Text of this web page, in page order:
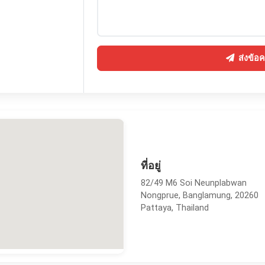
ส่งข้อ
ที่อยู่
82/49 M6 Soi Neunplabwan
Nongprue, Banglamung, 20260
Pattaya, Thailand